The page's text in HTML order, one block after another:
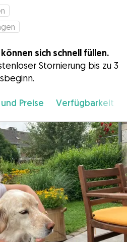
sich schnell füllen.
Stornierung bis zu 3
Preise Verfügbarkeit